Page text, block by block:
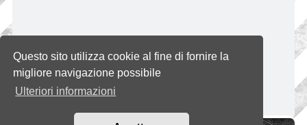
Questo sito utilizza cookie al fine di fornire la
migliore navigazione possibile
Ulteriori informazioni